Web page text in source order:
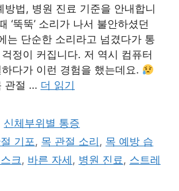
방법, 병원 진료 기준을 안내합니
‘뚝뚝’ 소리가 나서 불안하셨던
는 단순한 소리라고 넘겼다가 통
정이 커집니다. 저 역시 컴퓨터
다가 이런 경험을 했는데요.
관절 … 더 읽기
신체부위별 통증
기포, 목 관절 소리 , 목 예방 습
크, 바른 자세 , 병원 진료, 스트레